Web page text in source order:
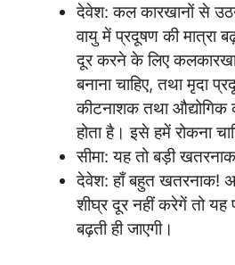
देवेश: कल कारखानों से
वायु में प्रदूषण की मात्रा
दूर करने के लिए
बनाना चाहिए, तथा मृदा
कीटनाशक तथा
होता है। इसे हमें रोकना
सीमा: यह तो बड़ी
देवेश: हाँ बहुत खतरनाक!
शीघ्र दूर नहीं करेगें तो यह
बढ़ती ही जाएगी।